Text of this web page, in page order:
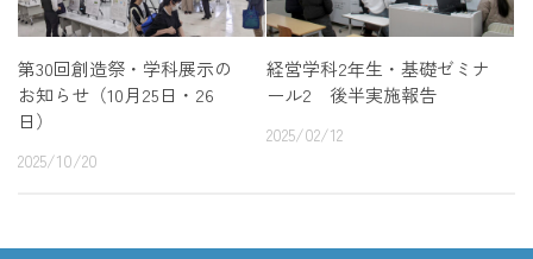
第30回創造祭・学科展示の
お知らせ（10月25日・26
日）
2025/10/20
経営学科2年生・基礎ゼミナ
ール2 後半実施報告
2025/02/12